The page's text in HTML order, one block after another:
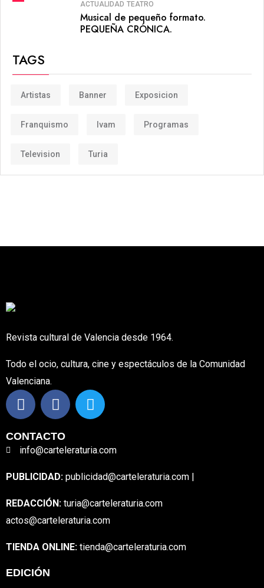
ACTUALIDAD TEATRO
Musical de pequeño formato.
PEQUEÑA CRÓNICA.
TAGS
Artistas Banner Exposicion
Franquismo Ivam Programas
Television Turia
Revista cultural de Valencia desde 1964.
Todo el ocio, cultura, cine y espectáculos de la Comunidad
Valenciana.
CONTACTO
info@carteleraturia.com
PUBLICIDAD: publicidad@carteleraturia.com |
REDACCIÓN: turia@carteleraturia.com
actos@carteleraturia.com
TIENDA ONLINE: tienda@carteleraturia.com
EDICIÓN